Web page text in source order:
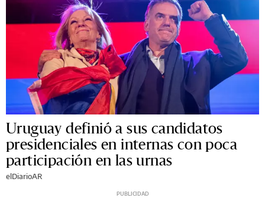
Uruguay definió a sus candidatos
presidenciales en internas con poca
participación en las urnas
elDiarioAR